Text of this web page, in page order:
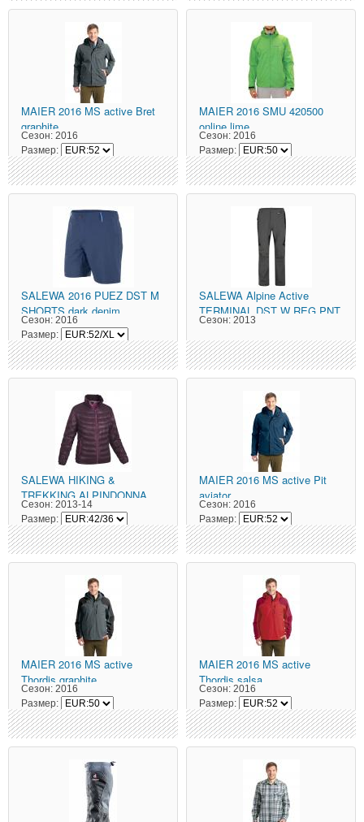
MAIER 2016 MS active Bret
graphite
Сезон: 2016
Размер:
MAIER 2016 SMU 420500
online lime
Сезон: 2016
Размер:
SALEWA 2016 PUEZ DST M
SHORTS dark denim
Сезон: 2016
Размер:
SALEWA Alpine Active
TERMINAL DST W REG PNT
carbon/0900
Сезон: 2013
SALEWA HIKING &
TREKKING ALPINDONNA
FEDAIA DWN W JKT marg
Сезон: 2013-14
Размер:
MAIER 2016 MS active Pit
aviator
Сезон: 2016
Размер:
MAIER 2016 MS active
Thordis graphite
Сезон: 2016
Размер:
MAIER 2016 MS active
Thordis salsa
Сезон: 2016
Размер: